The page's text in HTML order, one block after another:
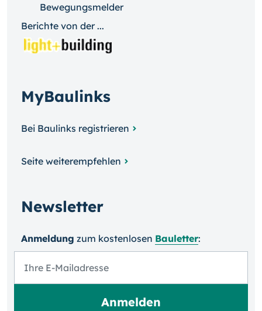
Bewegungsmelder
Berichte von der ...
MyBaulinks
Bei Baulinks registrieren
Seite weiterempfehlen
Newsletter
Anmeldung zum kosten­losen Bauletter: